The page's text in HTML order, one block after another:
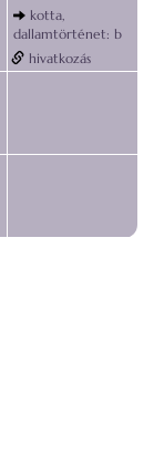
kotta,
dallamtörténet: b
hivatkozás